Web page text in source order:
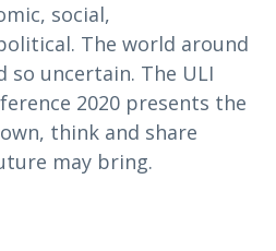
social,
The world around
so uncertain. The ULI
2020 presents the
think and share
may bring.